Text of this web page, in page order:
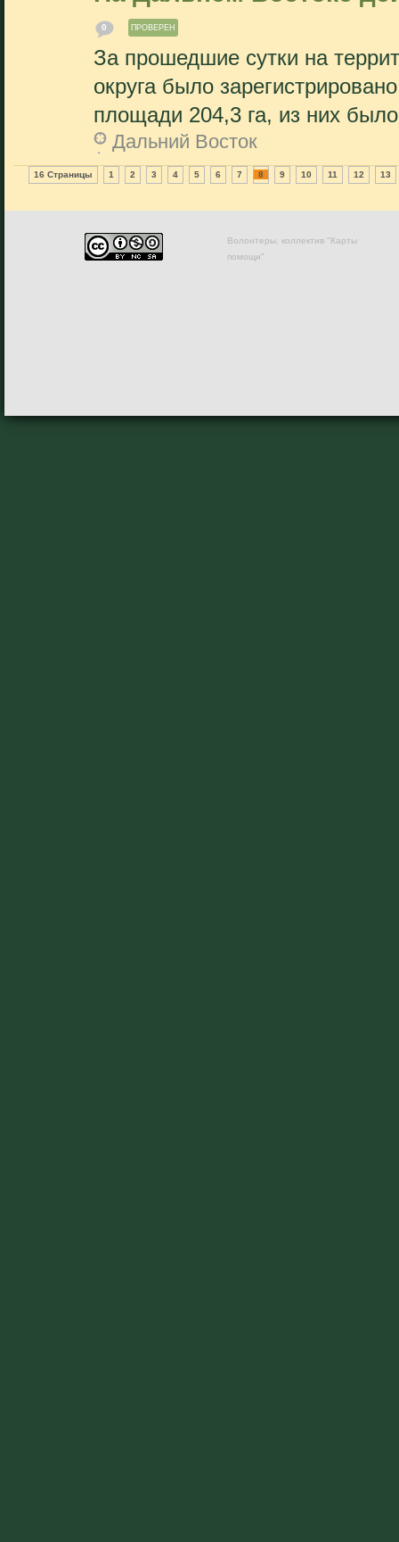
0 ПРОВЕРЕН
За прошедшие сутки на
округа было
площади 204,3 га, из них
Дальний Восток
16 Страницы 1 2 3 4 5 6 7 8 9 10 11 12 13
Волонтеры, коллектив "Карты
помощи"